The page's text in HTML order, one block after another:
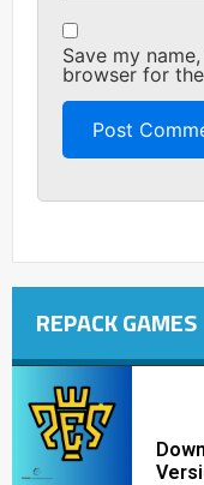
Save my
browser for
REPACK GAMES